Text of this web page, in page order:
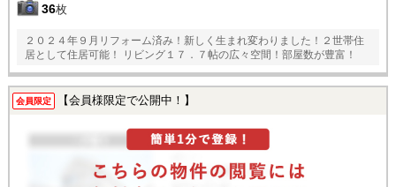
36枚
２０２４年９月リフォーム済み！新しく生まれ変わりました！２世帯住
居として住居可能！ リビング１７．７帖の広々空間！部屋数が豊富！
会員限定 【会員様限定で公開中！】